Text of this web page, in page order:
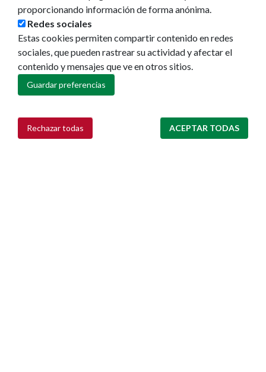
Direcciones de interés
Turismo
Descubre Pamplona
Planifica tu viaje
Actualidad
Noticias
Eventos
proporcionando información de forma anónima.
Redes sociales
Estas cookies permiten compartir contenido en redes
sociales, que pueden rastrear su actividad y afectar el
contenido y mensajes que ve en otros sitios.
Guardar preferencias
Rechazar todas ACEPTAR TODAS
Retirar consentimiento